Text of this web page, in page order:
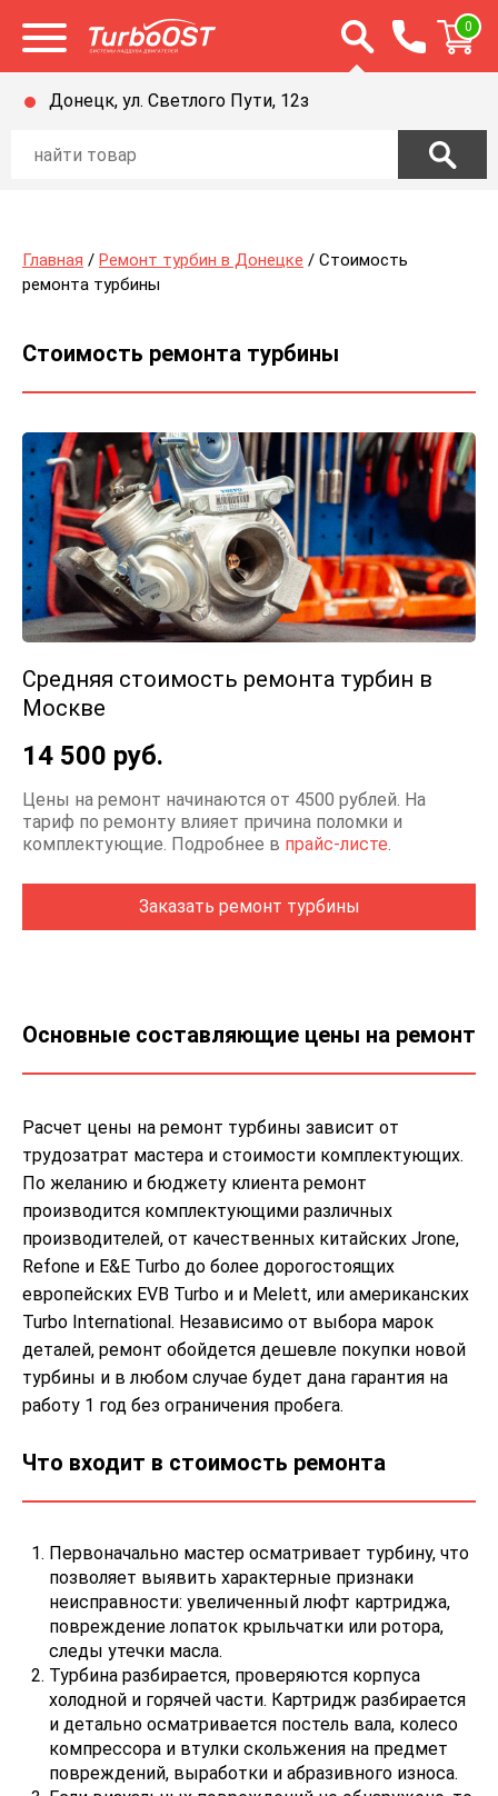
Открыть меню Открыть строку
0
Донецк, ул. Светлого Пути, 12з
Главная / Ремонт турбин в Донецке / Стоимость
ремонта турбины
Стоимость ремонта турбины
Средняя стоимость ремонта турбин в
Москве
14 500 руб.
Цены на ремонт начинаются от 4500 рублей. На
тариф по ремонту влияет причина поломки и
комплектующие. Подробнее в прайс-листе.
Заказать ремонт турбины
Основные составляющие цены на ремонт
Расчет цены на ремонт турбины зависит от
трудозатрат мастера и стоимости комплектующих.
По желанию и бюджету клиента ремонт
производится комплектующими различных
производителей, от качественных китайских Jrone,
Refone и E&E Turbo до более дорогостоящих
европейских EVB Turbo и и Melett, или американских
Turbo International. Независимо от выбора марок
деталей, ремонт обойдется дешевле покупки новой
турбины и в любом случае будет дана гарантия на
работу 1 год без ограничения пробега.
Что входит в стоимость ремонта
Первоначально мастер осматривает турбину, что
позволяет выявить характерные признаки
неисправности: увеличенный люфт картриджа,
повреждение лопаток крыльчатки или ротора,
следы утечки масла.
Турбина разбирается, проверяются корпуса
холодной и горячей части. Картридж разбирается
и детально осматривается постель вала, колесо
компрессора и втулки скольжения на предмет
повреждений, выработки и абразивного износа.